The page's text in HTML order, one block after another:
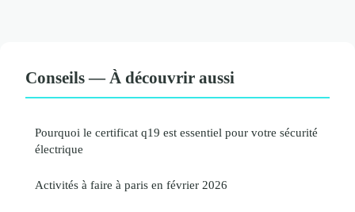
Conseils — À découvrir aussi
Pourquoi le certificat q19 est essentiel pour votre sécurité
électrique
Activités à faire à paris en février 2026